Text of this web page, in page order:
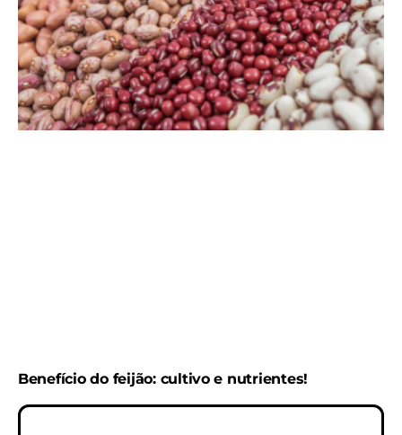
Benefício do feijão: cultivo e nutrientes!